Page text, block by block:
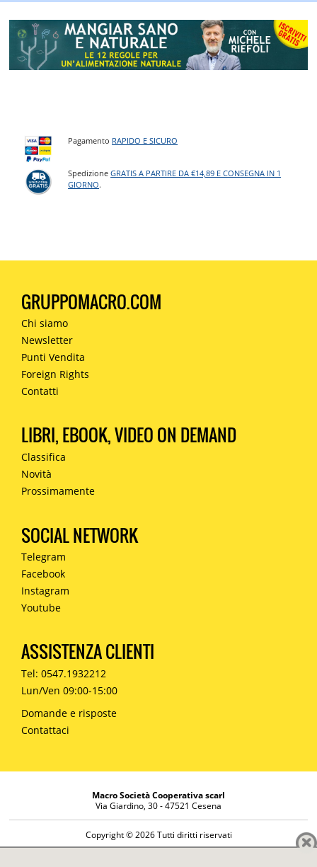
Pagamento RAPIDO E SICURO
SpedizioneGRATIS A PARTIRE DA €14,89 E CONSEGNA IN 1
GIORNO.
GRUPPOMACRO.COM
Chi siamo
Newsletter
Punti Vendita
Foreign Rights
Contatti
LIBRI, EBOOK, VIDEO ON DEMAND
Classifica
Novità
Prossimamente
SOCIAL NETWORK
Telegram
Facebook
Instagram
Youtube
ASSISTENZA CLIENTI
Tel: 0547.1932212
Lun/Ven 09:00-15:00
Domande e risposte
Contattaci
Macro Società Cooperativa scarl
Via Giardino, 30 - 47521 Cesena
Copyright © 2026 Tutti diritti riservati